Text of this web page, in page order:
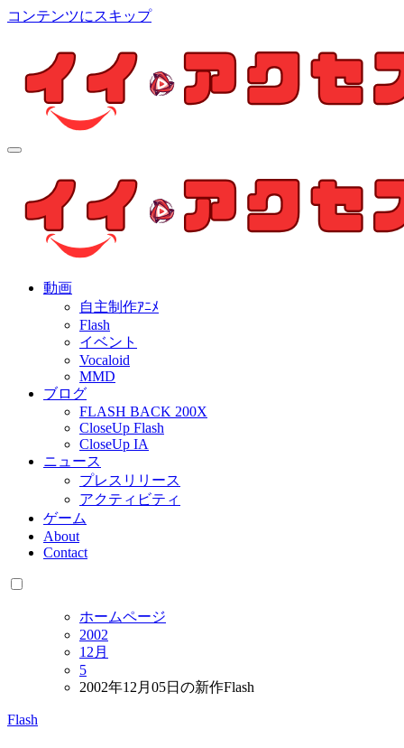
コンテンツにスキップ
個人制作アニメを中心とした動画紹介ブログ
動画
自主制作ｱﾆﾒ
Flash
イベント
Vocaloid
MMD
ブログ
FLASH BACK 200X
CloseUp Flash
CloseUp IA
ニュース
プレスリリース
アクティビティ
ゲーム
About
Contact
ホームページ
2002
12月
5
2002年12月05日の新作Flash
Flash